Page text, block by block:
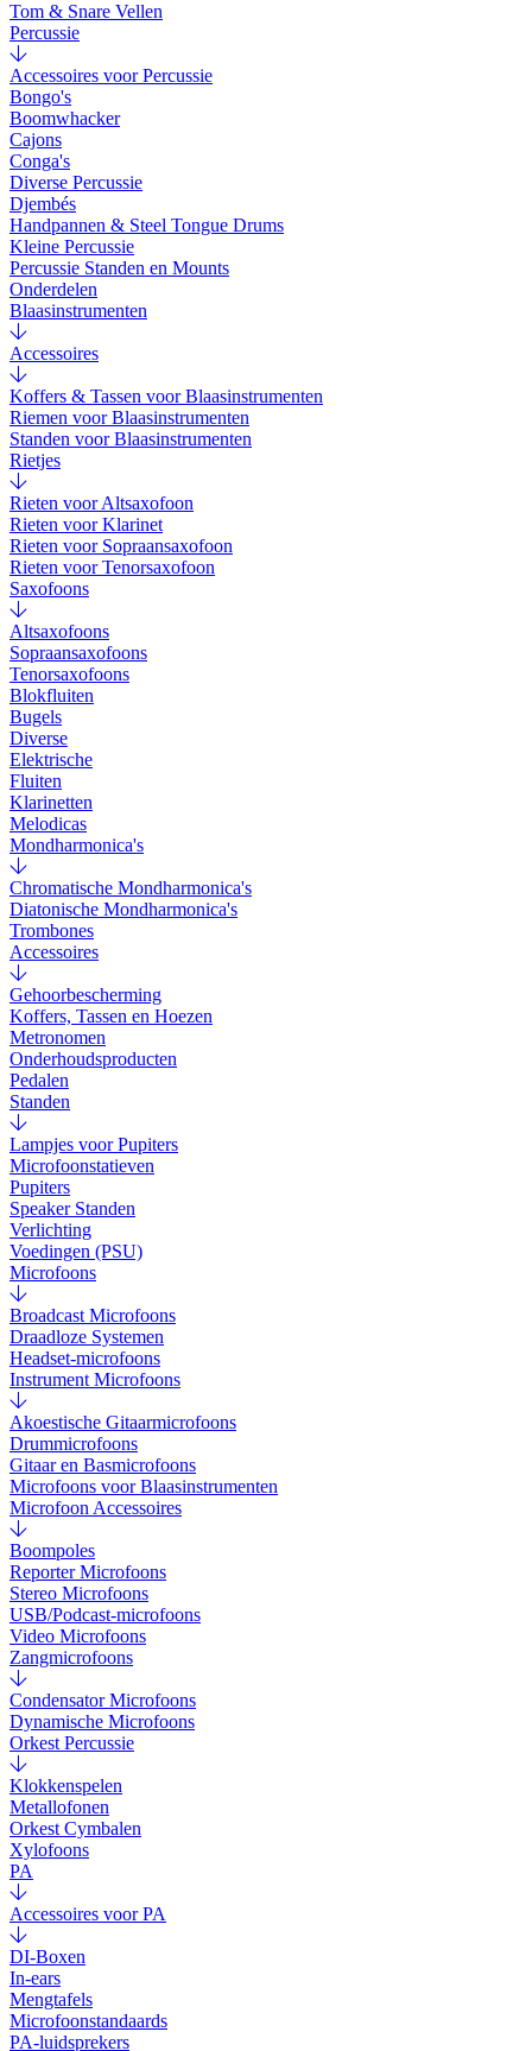
Tom & Snare Vellen
Percussie
Accessoires voor Percussie
Bongo's
Boomwhacker
Cajons
Conga's
Diverse Percussie
Djembés
Handpannen & Steel Tongue Drums
Kleine Percussie
Percussie Standen en Mounts
Onderdelen
Blaasinstrumenten
Accessoires
Koffers & Tassen voor Blaasinstrumenten
Riemen voor Blaasinstrumenten
Standen voor Blaasinstrumenten
Rietjes
Rieten voor Altsaxofoon
Rieten voor Klarinet
Rieten voor Sopraansaxofoon
Rieten voor Tenorsaxofoon
Saxofoons
Altsaxofoons
Sopraansaxofoons
Tenorsaxofoons
Blokfluiten
Bugels
Diverse
Elektrische
Fluiten
Klarinetten
Melodicas
Mondharmonica's
Chromatische Mondharmonica's
Diatonische Mondharmonica's
Trombones
Accessoires
Gehoorbescherming
Koffers, Tassen en Hoezen
Metronomen
Onderhoudsproducten
Pedalen
Standen
Lampjes voor Pupiters
Microfoonstatieven
Pupiters
Speaker Standen
Verlichting
Voedingen (PSU)
Microfoons
Broadcast Microfoons
Draadloze Systemen
Headset-microfoons
Instrument Microfoons
Akoestische Gitaarmicrofoons
Drummicrofoons
Gitaar en Basmicrofoons
Microfoons voor Blaasinstrumenten
Microfoon Accessoires
Boompoles
Reporter Microfoons
Stereo Microfoons
USB/Podcast-microfoons
Video Microfoons
Zangmicrofoons
Condensator Microfoons
Dynamische Microfoons
Orkest Percussie
Klokkenspelen
Metallofonen
Orkest Cymbalen
Xylofoons
PA
Accessoires voor PA
DI-Boxen
In-ears
Mengtafels
Microfoonstandaards
PA-luidsprekers